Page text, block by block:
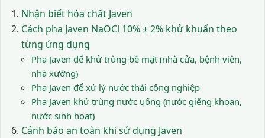
Nhận biết hóa chất Javen
Cách pha Javen NaOCl 10% ± 2% khử khuẩn theo
từng ứng dụng
Pha Javen để khử trùng bề mặt (nhà cửa, bệnh viện,
nhà xưởng)
Pha Javen để xử lý nước thải công nghiệp
Pha Javen khử trùng nước uống (nước giếng khoan,
nước sinh hoạt)
Cảnh báo an toàn khi sử dụng Javen